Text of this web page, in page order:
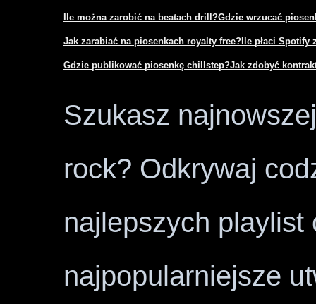
Ile można zarobić na beatach drill?Gdzie wrzucać
Jak zarabiać na piosenkach royalty free? Ile płaci Spotify
Gdzie publikować piosenkę chillstep?Jak zdobyć
Szukasz
rock? Odkrywaj
najlepszych playlist
najpopularniejsze